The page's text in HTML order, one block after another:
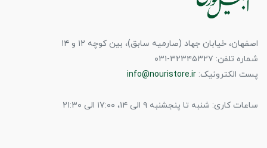
اصفهان، خیابان جهاد (صارمیه سابق)، بین کوچه ۱۲ و ۱۴
شماره تلفن: ۳۲۳۴۵۳۲۷-۰۳۱
پست الکترونیک: info@nouristore.ir
ساعات کاری: شنبه تا پنجشنبه ۹ الی ۱۴، ۱۷:۰۰ الی ۲۱:۳۰